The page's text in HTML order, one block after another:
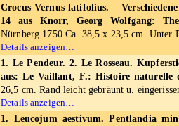
Crocus Vernus latifolius. –
14 aus Knorr, Georg Wolfgang:
Nürnberg 1750 Ca. 38,5 x 23,5 cm. Unter
Details anzeigen…
1. Le Pendeur. 2. Le Rosseau.
aus: Le Vaillant, F.: Histoire naturelle
26,5 cm. Rand leicht gebräunt u.
Details anzeigen…
1. Leucojum aestivum. Pentlandia